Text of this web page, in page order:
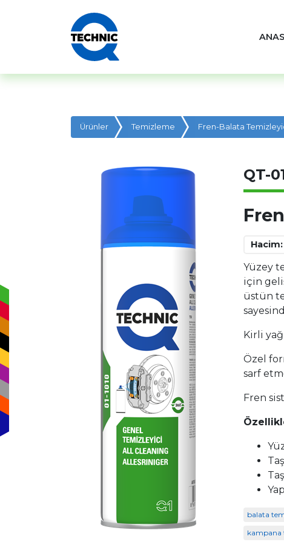
Ürünler Temizleme Fren-Balata
QT-
Hacim:
Yüzey
için
üstün
Kirli
Özel
sarf
Fren
balata
kampana